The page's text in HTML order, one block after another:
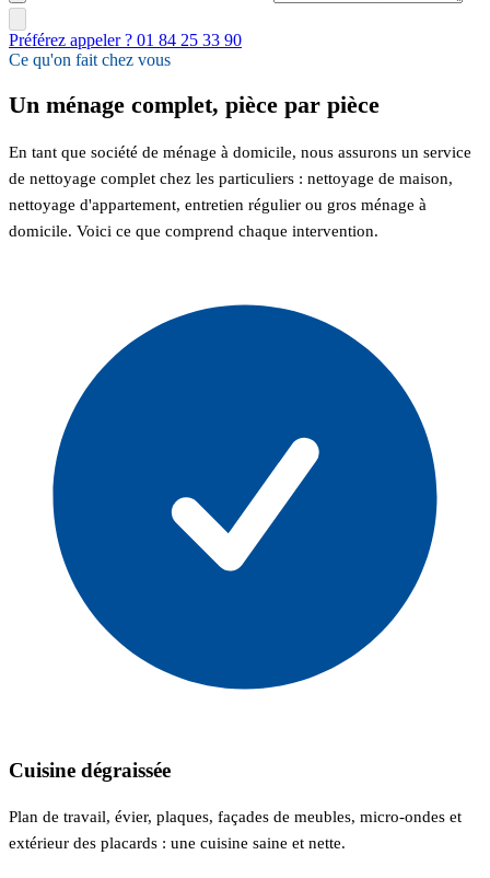
Préférez appeler ? 01 84 25 33 90
Ce qu'on fait chez vous
Un ménage complet, pièce par pièce
En tant que société de ménage à domicile, nous assurons un service
de nettoyage complet chez les particuliers : nettoyage de maison,
nettoyage d'appartement, entretien régulier ou gros ménage à
domicile. Voici ce que comprend chaque intervention.
Cuisine dégraissée
Plan de travail, évier, plaques, façades de meubles, micro-ondes et
extérieur des placards : une cuisine saine et nette.